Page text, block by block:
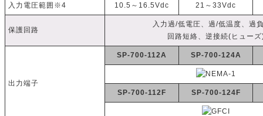
入力電圧範囲※4 10.5～16.5Vdc 21～33Vdc
保護回路
入力過/低電圧、過/低温度、過
回路短絡、逆接続(ヒュー
出力端子
SP-700-112A SP-700-124A
SP-700-112F SP-700-124F